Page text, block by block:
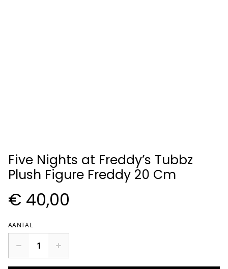
Five Nights at Freddy’s Tubbz
Plush Figure Freddy 20 Cm
€ 40,00
AANTAL